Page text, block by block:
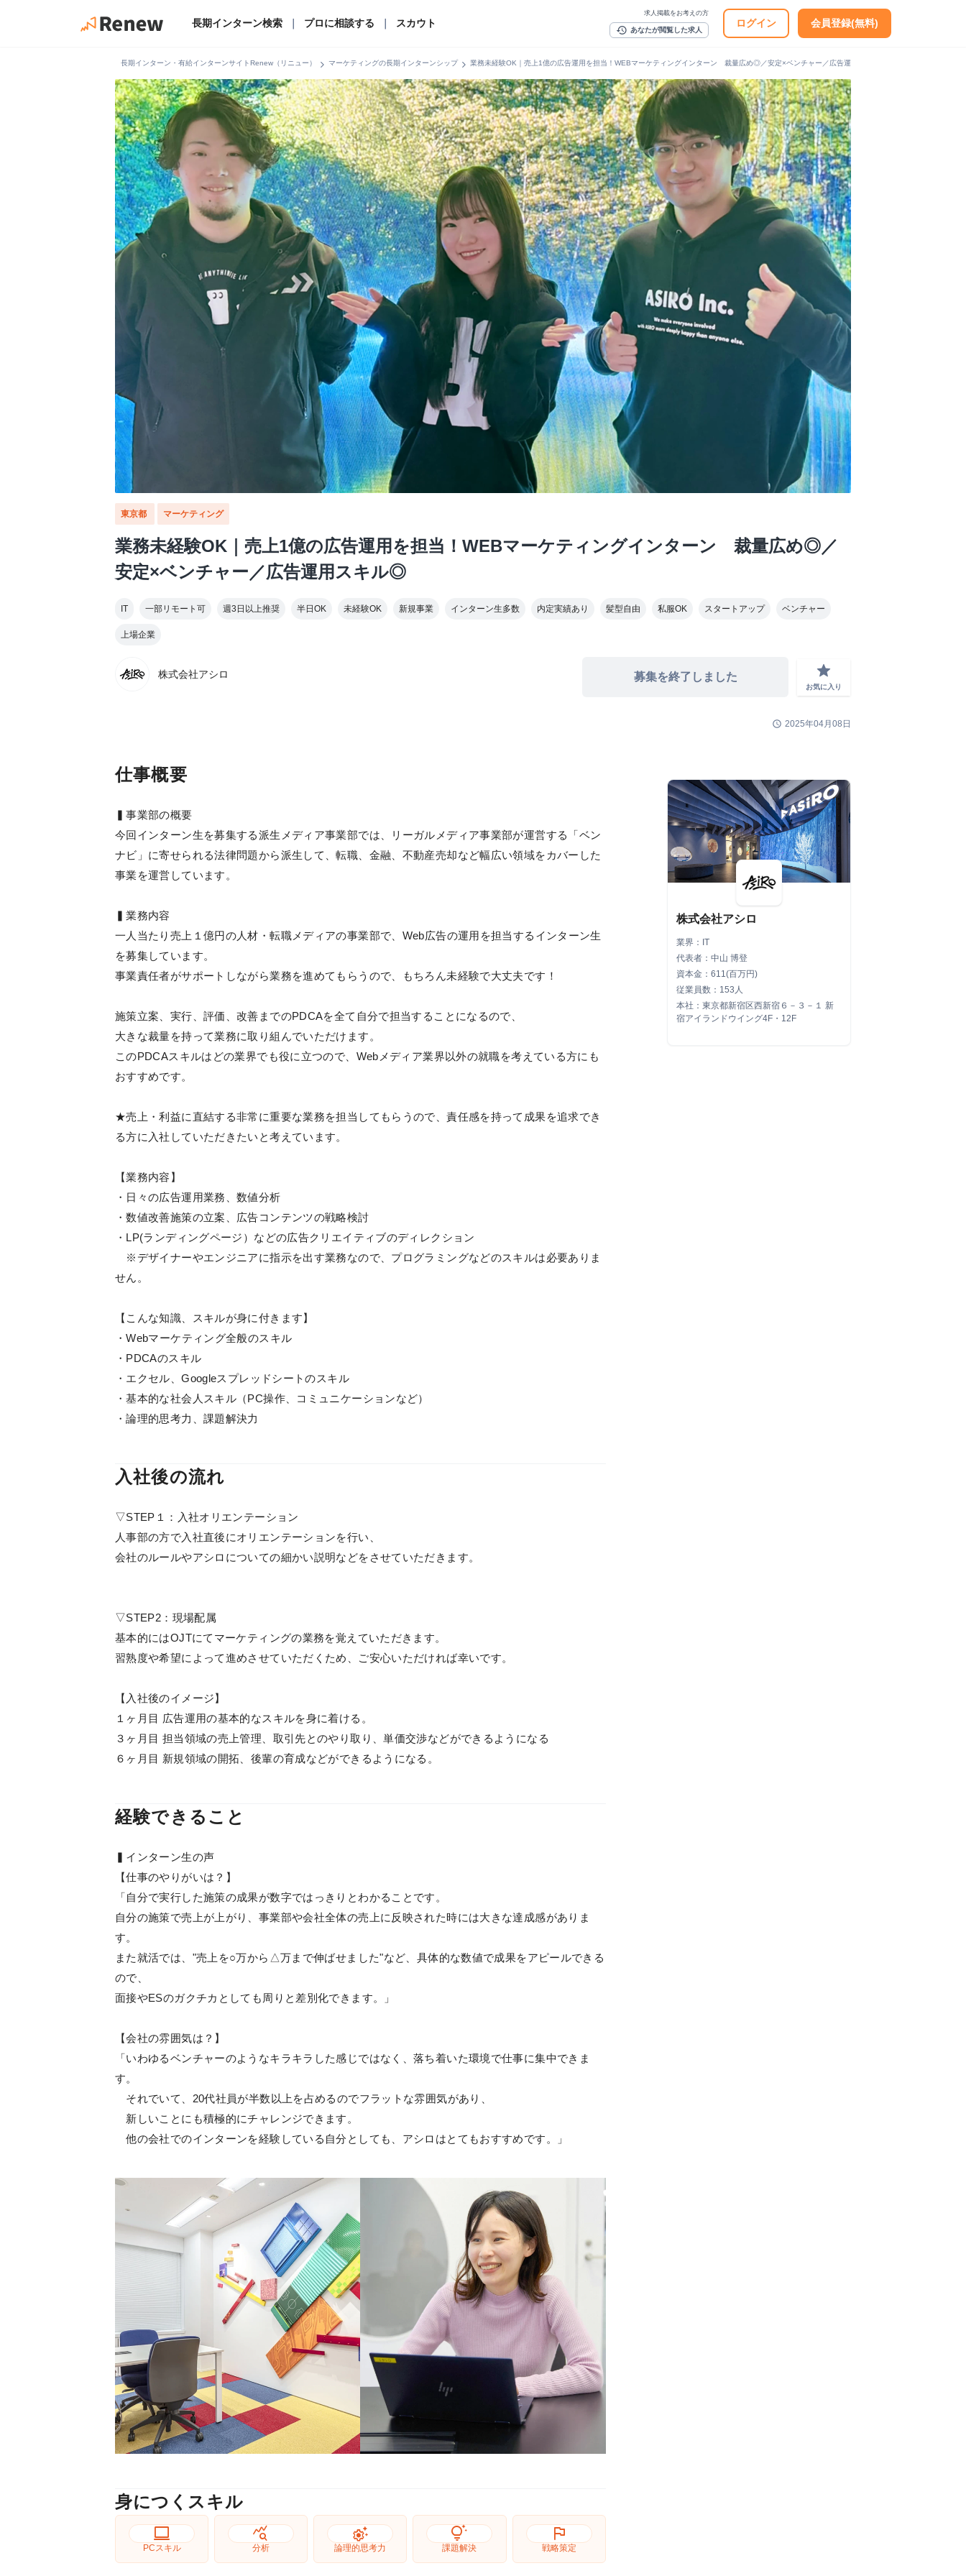
長期インターン検索 プロに相談する スカウト
求人掲載をお考えの方
history あなたが閲覧した求人
ログイン 会員登録(無料)
長期インターン・有給インターンサイトRenew（リニュー） chevron_right マーケティングの長期インターンシップchevron_right 業務未経験OK｜売上1億の広告運用を担当！WEBマーケティングインターン 裁量広め◎／安定×ベンチャー／広告運用スキル◎
東京都 マーケティング
業務未経験OK｜売上1億の広告運用を担当！WEBマーケティングインターン 裁量広め◎／
安定×ベンチャー／広告運用スキル◎
IT 一部リモート可 週3日以上推奨 半日OK 未経験OK 新規事業 インターン生多数 内定実績あり 髪型自由 私服OK スタートアップ ベンチャー
上場企業
株式会社アシロ 募集を終了しました grade
お気に入り
schedule 2025年04月08日
仕事概要
▍事業部の概要
今回インターン生を募集する派生メディア事業部では、リーガルメディア事業部が運営する「ベン
ナビ」に寄せられる法律問題から派生して、転職、金融、不動産売却など幅広い領域をカバーした
事業を運営しています。
▍業務内容
一人当たり売上１億円の人材・転職メディアの事業部で、Web広告の運用を担当するインターン生
を募集しています。
事業責任者がサポートしながら業務を進めてもらうので、もちろん未経験で大丈夫です！
施策立案、実行、評価、改善までのPDCAを全て自分で担当することになるので、
大きな裁量を持って業務に取り組んでいただけます。
このPDCAスキルはどの業界でも役に立つので、Webメディア業界以外の就職を考えている方にも
おすすめです。
★売上・利益に直結する非常に重要な業務を担当してもらうので、責任感を持って成果を追求でき
る方に入社していただきたいと考えています。
【業務内容】
・日々の広告運用業務、数値分析
・数値改善施策の立案、広告コンテンツの戦略検討
・LP(ランディングページ）などの広告クリエイティブのディレクション
※デザイナーやエンジニアに指示を出す業務なので、プログラミングなどのスキルは必要ありま
せん。
【こんな知識、スキルが身に付きます】
・Webマーケティング全般のスキル
・PDCAのスキル
・エクセル、Googleスプレッドシートのスキル
・基本的な社会人スキル（PC操作、コミュニケーションなど）
・論理的思考力、課題解決力
入社後の流れ
▽STEP１：入社オリエンテーション
人事部の方で入社直後にオリエンテーションを行い、
会社のルールやアシロについての細かい説明などをさせていただきます。
▽STEP2：現場配属
基本的にはOJTにてマーケティングの業務を覚えていただきます。
習熟度や希望によって進めさせていただくため、ご安心いただければ幸いです。
【入社後のイメージ】
１ヶ月目 広告運用の基本的なスキルを身に着ける。
３ヶ月目 担当領域の売上管理、取引先とのやり取り、単価交渉などができるようになる
６ヶ月目 新規領域の開拓、後輩の育成などができるようになる。
経験できること
▍インターン生の声
【仕事のやりがいは？】
「自分で実行した施策の成果が数字ではっきりとわかることです。
自分の施策で売上が上がり、事業部や会社全体の売上に反映された時には大きな達成感がありま
す。
また就活では、"売上を○万から△万まで伸ばせました"など、具体的な数値で成果をアピールできる
ので、
面接やESのガクチカとしても周りと差別化できます。」
【会社の雰囲気は？】
「いわゆるベンチャーのようなキラキラした感じではなく、落ち着いた環境で仕事に集中できま
す。
それでいて、20代社員が半数以上を占めるのでフラットな雰囲気があり、
新しいことにも積極的にチャレンジできます。
他の会社でのインターンを経験している自分としても、アシロはとてもおすすめです。」
身につくスキル
computer
PCスキル
query_stats
分析
settings_suggest
論理的思考力
tips_and_updates
課題解決
flag
戦略策定
株式会社アシロ
業界：IT
代表者：中山 博登
資本金：611(百万円)
従業員数：153人
本社：東京都新宿区西新宿６－３－１ 新
宿アイランドウイング4F・12F